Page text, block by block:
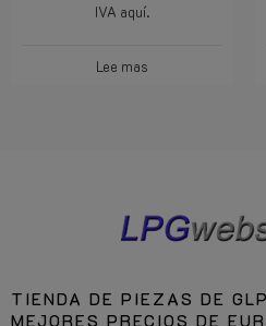
IVA aquí.
Lee mas
TIENDA DE PIEZAS DE
MEJORES PRECIOS DE